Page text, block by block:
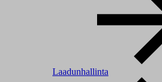
Laadunhallinta